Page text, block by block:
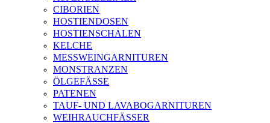
CIBORIEN
HOSTIENDOSEN
HOSTIENSCHALEN
KELCHE
MESSWEINGARNITUREN
MONSTRANZEN
ÖLGEFÄSSE
PATENEN
TAUF- UND LAVABOGARNITUREN
WEIHRAUCHFÄSSER